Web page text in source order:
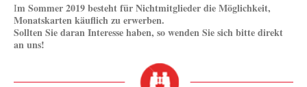
Im Sommer 2019 besteht für Nichtmitglieder die Möglichkeit,
Monatskarten käuflich zu erwerben.
Sollten Sie daran Interesse haben, so wenden Sie sich bitte direkt
an uns!